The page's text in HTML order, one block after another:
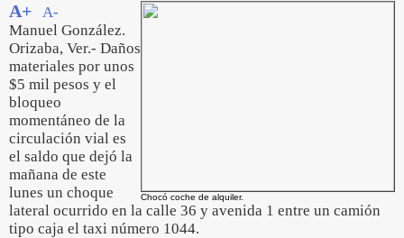
Chocó coche de alquiler.
A+
A-
Manuel González.
Orizaba, Ver.- Daños
materiales por unos
$5 mil pesos y el
bloqueo
momentáneo de la
circulación vial es
el saldo que dejó la
mañana de este
lunes un choque
lateral ocurrido en la calle 36 y avenida 1 entre un camión
tipo caja el taxi número 1044.